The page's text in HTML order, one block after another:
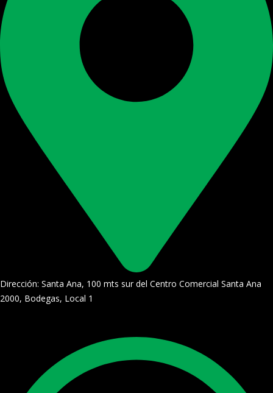
Dirección: Santa Ana, 100 mts sur del Centro Comercial Santa Ana
2000, Bodegas, Local 1